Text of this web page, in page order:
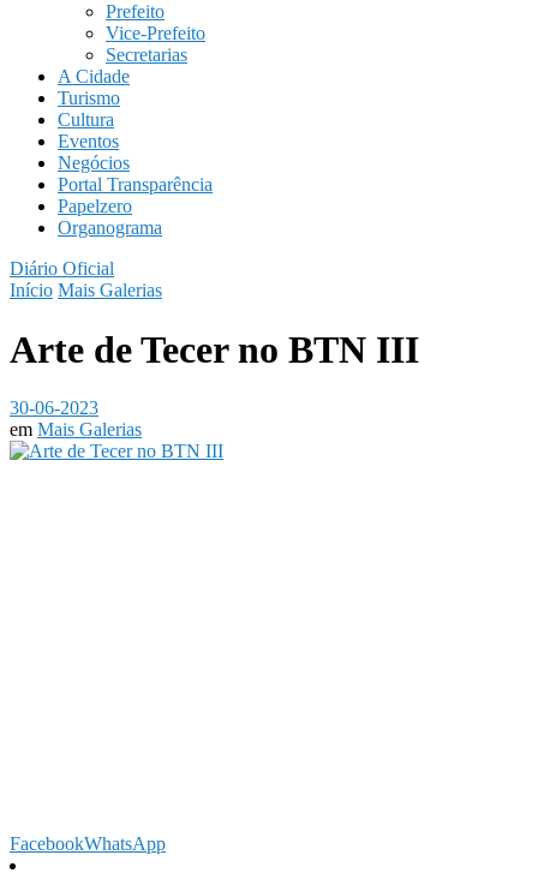
Prefeito
Vice-Prefeito
Secretarias
A Cidade
Turismo
Cultura
Eventos
Negócios
Portal Transparência
Papelzero
Organograma
Diário Oficial
Início Mais Galerias
Arte de Tecer no BTN III
30-06-2023
em Mais Galerias
FacebookWhatsApp